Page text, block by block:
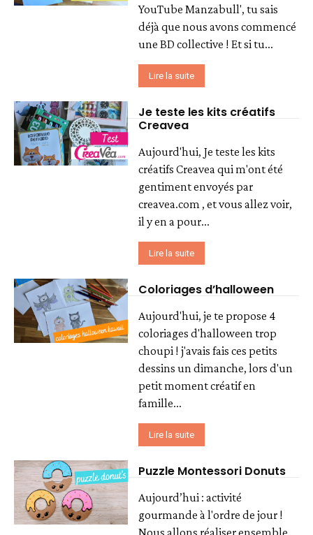
YouTube Manzabull', tu sais
déjà que nous avons commencé
une BD collective ! Et si tu...
Lire la suite
Je teste les kits créatifs
Creavea
Aujourd'hui, Je teste les kits
créatifs Creavea qui m'ont été
gentiment envoyés par
creavea.com , et vous allez voir,
il y en a pour...
Lire la suite
Coloriages d’halloween
Aujourd'hui, je te propose 4
coloriages d'halloween trop
choupi ! j'avais fais ces petits
dessins un dimanche, lors d'un
petit moment créatif en
famille...
Lire la suite
Puzzle Montessori Donuts
Aujourd’hui : activité
gourmande à l'ordre de jour !